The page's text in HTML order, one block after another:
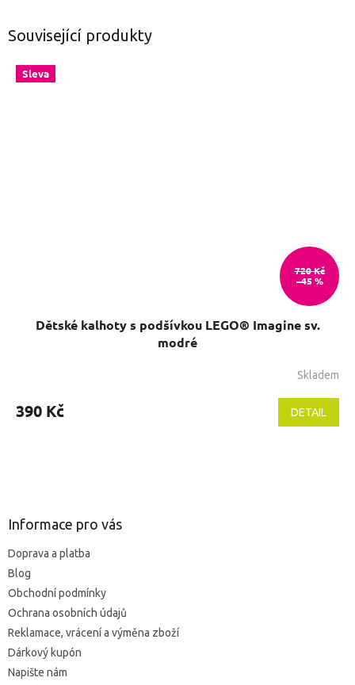
Související produkty
Sleva
720 Kč
–45 %
Dětské kalhoty s podšívkou LEGO® Imagine sv.
modré
produktu
Skladem
390 Kč DETAIL
Informace pro vás
Doprava a platba
Blog
Obchodní podmínky
Ochrana osobních údajů
Reklamace, vrácení a výměna zboží
Dárkový kupón
Napište nám